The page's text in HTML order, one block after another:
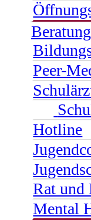
Beratung
Peer-
Hotline
Rat und
Mental